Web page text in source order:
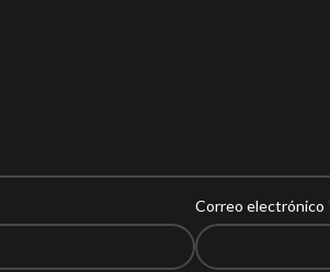
Correo electrónico